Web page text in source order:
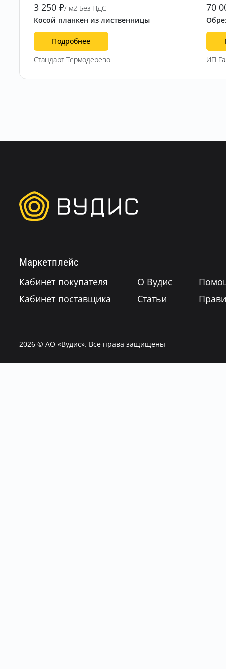
3 250 ₽/ м2 Без НДС
Косой планкен из лиственницы
Подробнее
Стандарт Термодерево
70
ИП
Маркетплейс
Кабинет покупателя
Кабинет поставщика
О Вудис
Статьи
2026© АО «Вудис». Все права защищены